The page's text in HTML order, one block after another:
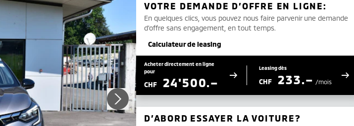
VOTRE DEMANDE D’OFFRE EN LIGNE:
En quelques clics, vous pouvez nous faire parvenir une demande
d’offre sans engagement, en tout temps.
Calculateur de leasing
Acheter directement en ligne
pour
CHF 24'500.–
Leasing dès
CHF 233.– /mois
D’ABORD ESSAYER LA VOITURE?